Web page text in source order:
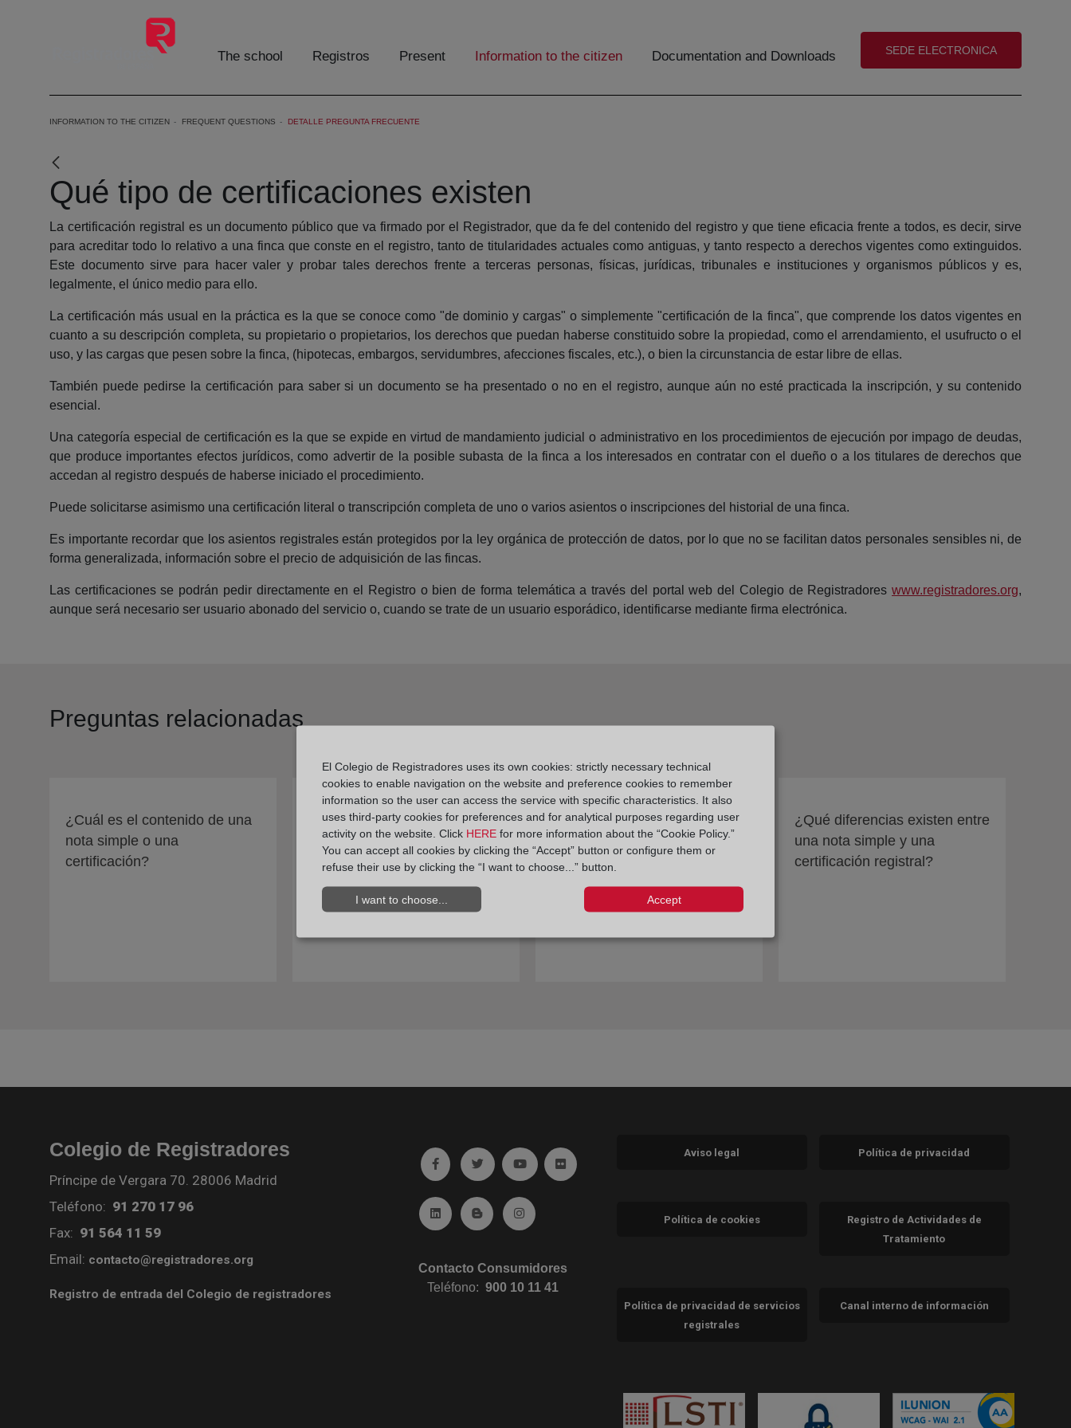
The school Registros Present Information to the citizen Documentation and Downloads (abre en nueva ventana)
SEDE ELECTRONICA
INFORMATION TO THE CITIZEN FREQUENT QUESTIONS DETALLE PREGUNTA FRECUENTE
Qué tipo de certificaciones existen
La certificación registral es un documento público que va firmado por el Registrador, que da fe del contenido del registro y que tiene eficacia frente a todos, es decir, sirve
para acreditar todo lo relativo a una finca que conste en el registro, tanto de titularidades actuales como antiguas, y tanto respecto a derechos vigentes como extinguidos.
Este documento sirve para hacer valer y probar tales derechos frente a terceras personas, físicas, jurídicas, tribunales e instituciones y organismos públicos y es,
legalmente, el único medio para ello.
La certificación más usual en la práctica es la que se conoce como "de dominio y cargas" o simplemente "certificación de la finca", que comprende los datos vigentes en
cuanto a su descripción completa, su propietario o propietarios, los derechos que puedan haberse constituido sobre la propiedad, como el arrendamiento, el usufructo o el
uso, y las cargas que pesen sobre la finca, (hipotecas, embargos, servidumbres, afecciones fiscales, etc.), o bien la circunstancia de estar libre de ellas.
También puede pedirse la certificación para saber si un documento se ha presentado o no en el registro, aunque aún no esté practicada la inscripción, y su contenido
esencial.
Una categoría especial de certificación es la que se expide en virtud de mandamiento judicial o administrativo en los procedimientos de ejecución por impago de deudas,
que produce importantes efectos jurídicos, como advertir de la posible subasta de la finca a los interesados en contratar con el dueño o a los titulares de derechos que
accedan al registro después de haberse iniciado el procedimiento.
Puede solicitarse asimismo una certificación literal o transcripción completa de uno o varios asientos o inscripciones del historial de una finca.
Es importante recordar que los asientos registrales están protegidos por la ley orgánica de protección de datos, por lo que no se facilitan datos personales sensibles ni, de
forma generalizada, información sobre el precio de adquisición de las fincas.
Las certificaciones se podrán pedir directamente en el Registro o bien de forma telemática a través del portal web del Colegio de Registradores www.registradores.org,
aunque será necesario ser usuario abonado del servicio o, cuando se trate de un usuario esporádico, identificarse mediante firma electrónica.
Preguntas relacionadas
¿Cuál es el contenido de una
nota simple o una
certificación?
¿Cómo puedo saber a qué
registro dirigirme?
¿Cómo se obtiene la
publicidad en el Registro
Mercantil?
¿Qué diferencias existen entre
una nota simple y una
certificación registral?
Colegio de Registradores
Príncipe de Vergara 70. 28006 Madrid
Teléfono: 91 270 17 96
Fax: 91 564 11 59
Email: contacto@registradores.org
Registro de entrada del Colegio de registradores
Ir a facebook (abre en ventana nueva)
Ir a twitter (abre en ventana nueva)
Ir a YouTube (abre en ventana nueva)
Ir a Flickr (abre en ventana nueva)
Ir a Linkedin (abre en ventana nueva)
Ir al Blog (abre en ventana nueva)
Ir a Instagram (abre en ventana nueva)
Contacto Consumidores
Teléfono:900 10 11 41
Aviso legal Política de privacidad
Política de cookies
Registro de Actividades de
Tratamiento
Política de privacidad de servicios
registrales
Canal interno de información
El Colegio de Registradores uses its own cookies: strictly necessary technical
cookies to enable navigation on the website and preference cookies to remember
information so the user can access the service with specific characteristics. It also
uses third-party cookies for preferences and for analytical purposes regarding user
activity on the website. Click HERE for more information about the “Cookie Policy.”
You can accept all cookies by clicking the “Accept” button or configure them or
refuse their use by clicking the “I want to choose...” button.
I want to choose... Accept